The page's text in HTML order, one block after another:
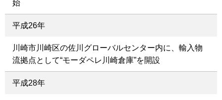
始
平成26年
川崎市川崎区の佐川グローバルセンター内に、輸入物
流拠点として“モーダペレ川崎倉庫”を開設
平成28年